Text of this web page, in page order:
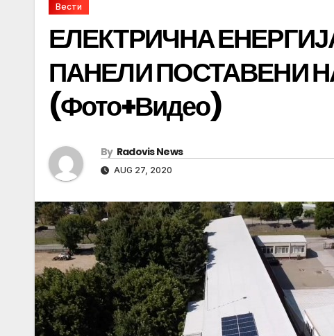
Вести
ЕЛЕКТРИЧНА
ПАНЕЛИ ПОСТАВЕНИ
(Фото+Видео)
By Radovis News
AUG 27, 2020